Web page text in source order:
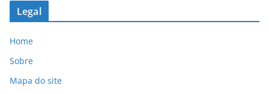
Legal
Home
Sobre
Mapa do site